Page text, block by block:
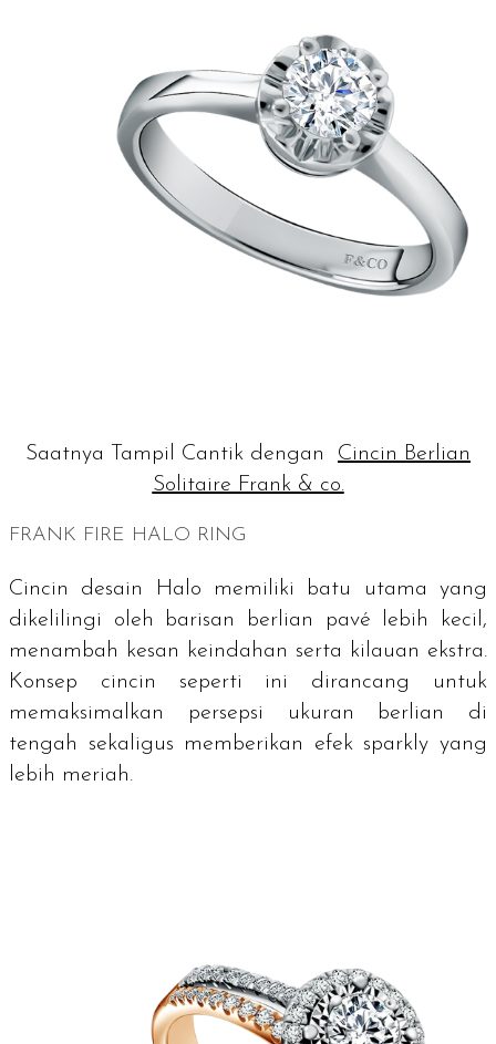
Saatnya Tampil Cantik dengan Cincin Berlian
Solitaire Frank & co.
FRANK FIRE HALO RING
Cincin desain Halo memiliki batu utama yang
dikelilingi oleh barisan berlian
pavé
lebih kecil,
menambah kesan keindahan serta kilauan ekstra.
Konsep cincin seperti ini dirancang untuk
memaksimalkan persepsi ukuran berlian di
tengah sekaligus memberikan efek sparklyyang
lebih meriah.